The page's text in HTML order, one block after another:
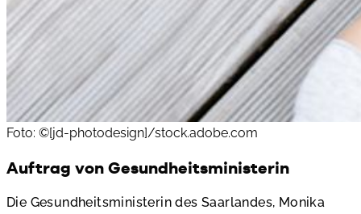
Foto: ©[jd-photodesign]/stock.adobe.com
Auftrag von Gesundheitsministerin
Die Gesundheitsministerin des Saarlandes, Monika